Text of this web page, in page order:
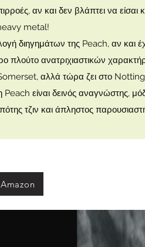
αν και δεν βλάπτει να
metal!
διηγημάτων της Peach, αν και
πλούτο ανατριχιαστικών
αλλά τώρα ζει στο
Peach είναι δεινός αναγνώστης,
τζιν και άπληστος